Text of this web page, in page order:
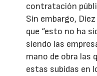
contratación
Sin embargo,
que “esto no ha
siendo las
mano de obra las
estas subidas en